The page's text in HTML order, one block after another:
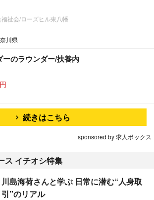
祉会/ローズヒル東八幡
川県
のラウンダー/扶養内
続きはこちら
sponsored by 求人ボックス
ス イチオシ特集
川島海荷さんと学ぶ 日常に潜む“人身取
引”のリアル